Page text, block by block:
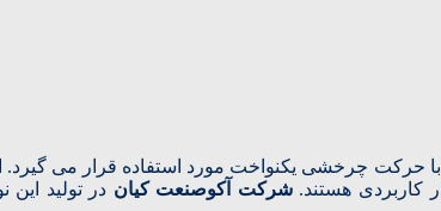
چرخشی یکنواخت مورد استفاده قرار می‌ گیرد.
کاربردی هستند.شرکت آکوصنعت کیان در تولید